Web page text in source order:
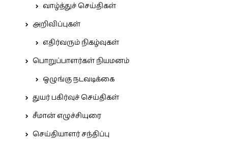
வாழ்த்துச் செய்திகள்
அறிவிப்புகள்
எதிர்வரும் நிகழ்வுகள்
பொறுப்பாளர்கள் நியமனம்
ஒழுங்கு நடவடிக்கை
துயர் பகிர்வுச் செய்திகள்
சீமான் எழுச்சியுரை
செய்தியாளர் சந்திப்பு